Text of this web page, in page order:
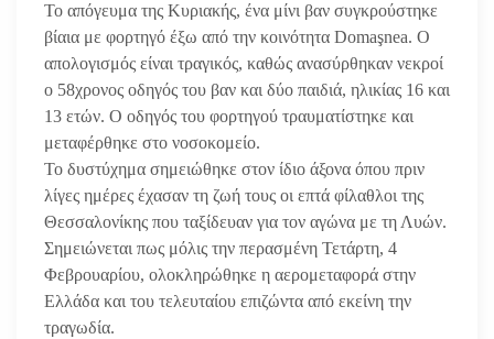
Το απόγευμα της Κυριακής, ένα μίνι βαν συγκρούστηκε
βίαια με φορτηγό έξω από την κοινότητα Domaşnea. Ο
απολογισμός είναι τραγικός, καθώς ανασύρθηκαν νεκροί
ο 58χρονος οδηγός του βαν και δύο παιδιά, ηλικίας 16 και
13 ετών. Ο οδηγός του φορτηγού τραυματίστηκε και
μεταφέρθηκε στο νοσοκομείο.
Το δυστύχημα σημειώθηκε στον ίδιο άξονα όπου πριν
λίγες ημέρες έχασαν τη ζωή τους οι επτά φίλαθλοι της
Θεσσαλονίκης που ταξίδευαν για τον αγώνα με τη Λυών.
Σημειώνεται πως μόλις την περασμένη Τετάρτη, 4
Φεβρουαρίου, ολοκληρώθηκε η αερομεταφορά στην
Ελλάδα και του τελευταίου επιζώντα από εκείνη την
τραγωδία.